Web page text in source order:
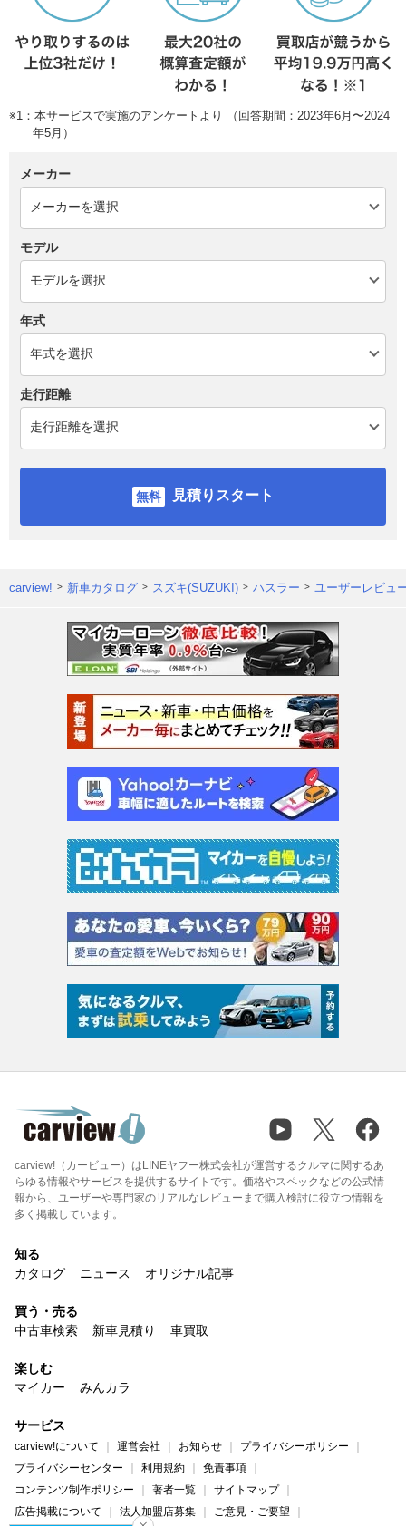
※1：本サービスで実施のアンケートより （回答期間：2023年6月〜2024
年5月）
メーカー
モデル
年式
走行距離
見積りスタート
carview! 新車カタログ スズキ(SUZUKI) ハスラー ユーザーレビュ
carview!（カービュー）はLINEヤフー株式会社が運営するクルマに関するあ
らゆる情報やサービスを提供するサイトです。価格やスペックなどの公式情
報から、ユーザーや専門家のリアルなレビューまで購入検討に役立つ情報を
多く掲載しています。
知る
カタログ
ニュース オリジナル記事
買う・売る
中古車検索
新車見積り 車買取
楽しむ
マイカー
みんカラ
サービス
carview!について 運営会社 お知らせ
プライバシーポリシー
プライバシーセンター
利用規約
免責事項
コンテンツ制作ポリシー
著者一覧
サイトマップ
広告掲載について
法人加盟店募集 ご意見・ご要望